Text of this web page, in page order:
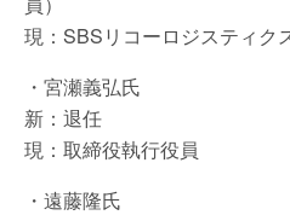
現：SBSリコーロジスティク
・宮瀬義弘氏
新：退任
現：取締役執行役員
・遠藤隆氏